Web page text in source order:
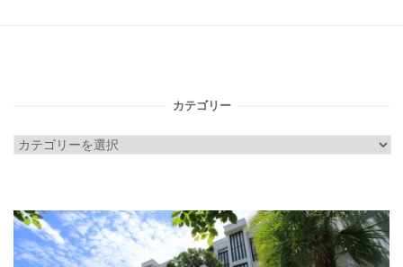
カテゴリー
カ
リ
ー